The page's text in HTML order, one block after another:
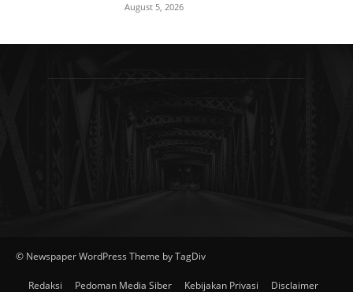
August 5, 2026
© Newspaper WordPress Theme by TagDiv
Redaksi Pedoman Media Siber Kebijakan Privasi Disclaimer